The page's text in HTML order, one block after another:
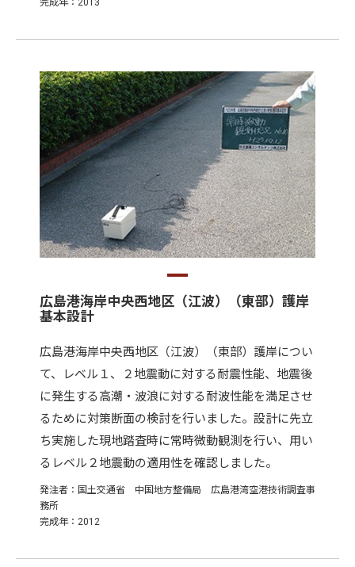
完成年：2013
広島港海岸中央西地区（江波）（東部）護岸
基本設計
広島港海岸中央西地区（江波）（東部）護岸につい
て、レベル１、２地震動に対する耐震性能、地震後
に発生する高潮・波浪に対する耐波性能を満足させ
るために対策断面の検討を行いました。設計に先立
ち実施した現地踏査時に常時微動観測を行い、用い
るレベル２地震動の適用性を確認しました。
発注者：国土交通省 中国地方整備局 広島港湾空港技術調査事
務所
完成年：2012